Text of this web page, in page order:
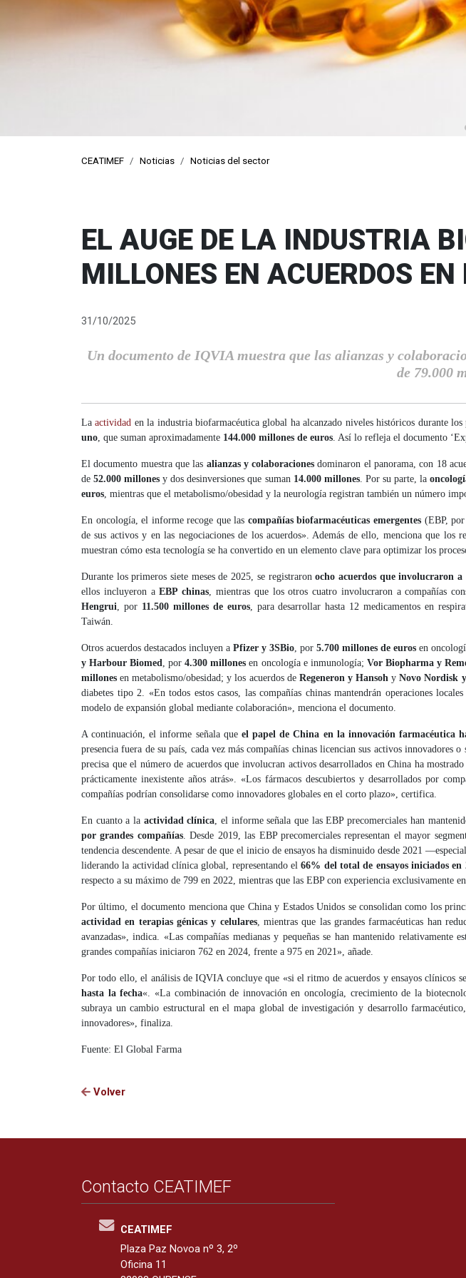
de la
profesionales
CEATIMEF Noticias Noticias del sector
EL AUGE DE LA INDUSTRIA
MILLONES EN ACUERDOS
31/10/2025
Un documento de IQVIA muestra que las alianzas y
de 79.000
Laactividad en la industria biofarmacéutica global ha alcanzado niveles históricos durante los
uno, que suman aproximadamente 144.000 millones de euros. Así lo refleja el documento
El documento muestra que las alianzas y colaboraciones dominaron el panorama, con 18
de52.000 millones y dos desinversiones que suman 14.000 millones. Por su parte, la
euros, mientras que el metabolismo/obesidad y la neurología registran también un número
En oncología, el informe recoge que las compañías biofarmacéuticas emergentes (EBP,
de sus activos y en las negociaciones de los acuerdos». Además de ello, menciona que los
muestran cómo esta tecnología se ha convertido en un elemento clave para optimizar los
Durante los primeros siete meses de 2025, se registraronocho acuerdos que involucraron a
ellos incluyeron aEBP chinas, mientras que los otros cuatro involucraron a compañías
Hengrui, por 11.500 millones de euros, para desarrollar hasta 12 medicamentos en
Taiwán.
Otros acuerdos destacados incluyen a Pfizer y 3SBio, por 5.700 millones de euros en
y Harbour Biomed, por4.300 millones en oncología e inmunología; Vor Biopharma y
millones en metabolismo/obesidad; y los acuerdos de Regeneron y Hansoh yNovo Nordisk
diabetes tipo 2. «En todos estos casos, las compañías chinas mantendrán operaciones
modelo de expansión global mediante colaboración», menciona el documento.
A continuación, el informe señala que el papel de China en la innovación farmacéutica
presencia fuera de su país, cada vez más compañías chinas licencian sus activos innovadores
precisa que el número de acuerdos que involucran activos desarrollados en China ha
prácticamente inexistente años atrás». «Los fármacos descubiertos y desarrollados por
compañías podrían consolidarse como innovadores globales en el corto plazo», certifica.
En cuanto a la actividad clínica, el informe señala que las EBP precomerciales han
por grandes compañías. Desde 2019, las EBP precomerciales representan el mayor
tendencia descendente. A pesar de que el inicio de ensayos ha disminuido desde 2021
liderando la actividad clínica global, representando el66% del total de ensayos iniciados en
respecto a su máximo de 799 en 2022, mientras que las EBP con experiencia
Por último, el documento menciona que China y Estados Unidos se consolidan como los
actividad en terapias génicas y celulares, mientras que las grandes farmacéuticas han
avanzadas», indica. «Las compañías medianas y pequeñas se han mantenido
grandes compañías iniciaron 762 en 2024, frente a 975 en 2021», añade.
Por todo ello, el análisis de IQVIA concluye que «si el ritmo de acuerdos y ensayos clínicos
hasta la fecha«. «La combinación de innovación en oncología, crecimiento de la
subraya un cambio estructural en el mapa global de investigación y desarrollo
innovadores», finaliza.
Fuente: El Global Farma
Volver
Contacto CEATIMEF
CEATIMEF
Plaza Paz Novoa nº 3, 2º
Oficina 11